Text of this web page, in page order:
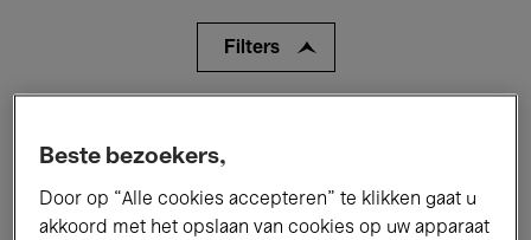
Filters
Performances Lezingen & Debatten
Beste bezoekers,
Door op “Alle cookies accepteren” te klikken gaat u
akkoord met het opslaan van cookies op uw apparaat